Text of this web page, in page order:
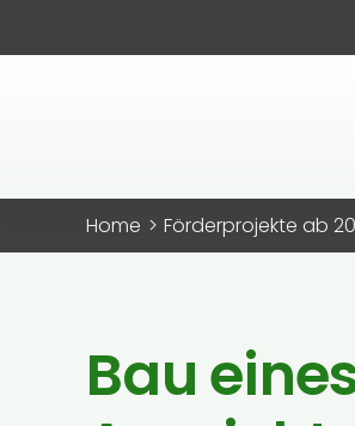
Inhalt
Home Förderprojekte ab
Bau